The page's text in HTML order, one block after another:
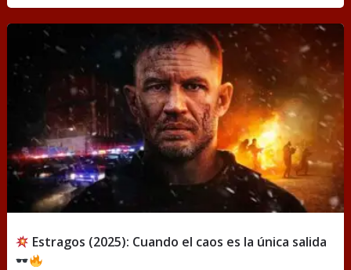
Estragos (2025): Cuando el caos es la única salida